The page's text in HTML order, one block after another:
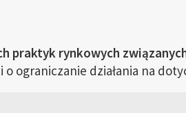
praktyk rynkowych
o ograniczanie działania na